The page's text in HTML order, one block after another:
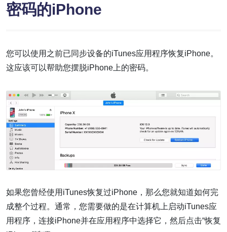
密码的iPhone
您可以使用之前已同步设备的iTunes应用程序恢复iPhone。
这应该可以帮助您摆脱iPhone上的密码。
如果您曾经使用iTunes恢复过iPhone，那么您就知道如何完
成整个过程。通常，您需要做的是在计算机上启动iTunes应
用程序，连接iPhone并在应用程序中选择它，然后点击“恢复